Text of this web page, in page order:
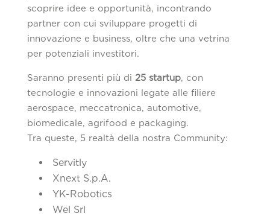
scoprire idee e opportunità, incontrando
partner con cui sviluppare progetti di
innovazione e business, oltre che una vetrina
per potenziali investitori.
Saranno presenti più di 25 startup, con
tecnologie e innovazioni legate alle filiere
aerospace, meccatronica, automotive,
biomedicale, agrifood e packaging.
Tra queste, 5 realtà della nostra Community:
Servitly
Xnext S.p.A.
YK-Robotics
Wel Srl